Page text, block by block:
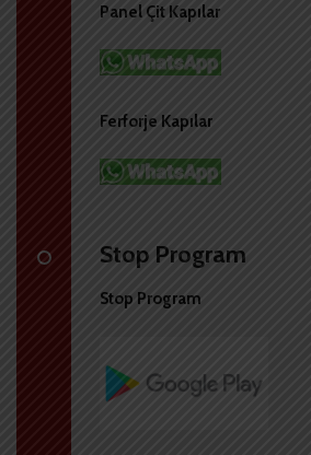
Panel Çit Kapılar
Ferforje Kapılar
Stop Program
Stop Program